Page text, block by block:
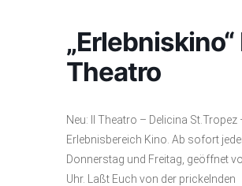
„Erlebniskino“
Theatro
Neu: Il Theatro – Delicina St.Tropez
Erlebnisbereich Kino. Ab sofort
Donnerstag und Freitag, geöffnet
Uhr. Laßt Euch von der prickelnden